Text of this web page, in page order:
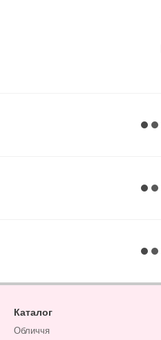
Каталог
Обличчя